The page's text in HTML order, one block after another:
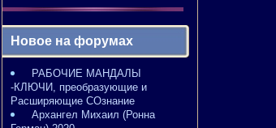
Новое на форумах
РАБОЧИЕ МАНДАЛЫ
-КЛЮЧИ, преобразующие и
Расширяющие СОзнание
Архангел Михаил (Ронна